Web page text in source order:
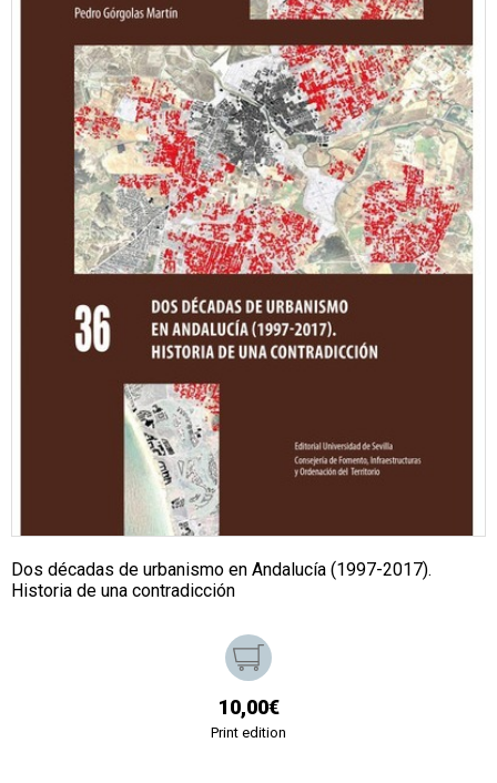
Dos décadas de urbanismo en Andalucía (1997-2017).
Historia de una contradicción
10,00€
Print edition